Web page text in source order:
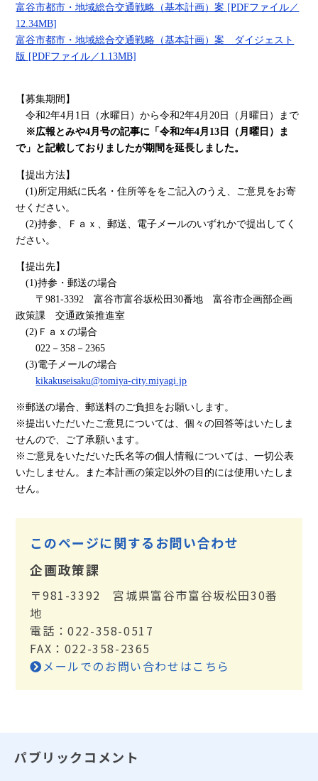
富谷市都市・地域総合交通戦略（基本計画）案 [PDFファイル／
12.34MB]
富谷市都市・地域総合交通戦略（基本計画）案 ダイジェスト
版 [PDFファイル／1.13MB]
【募集期間】
令和2年4月1日（水曜日）から令和2年4月20日（月曜日）まで
※広報とみや4月号の記事に「令和2年4月13日（月曜日）ま
で」と記載しておりましたが期間を延長しました。
【提出方法】
(1)所定用紙に氏名・住所等ををご記入のうえ、ご意見をお寄
せください。
(2)持参、Ｆａｘ、郵送、電子メールのいずれかで提出してく
ださい。
【提出先】
(1)持参・郵送の場合
〒981-3392 富谷市富谷坂松田30番地 富谷市企画部企画
政策課 交通政策推進室
(2)Ｆａｘの場合
022－358－2365
(3)電子メールの場合
kikakuseisaku@tomiya-city.miyagi.jp
※郵送の場合、郵送料のご負担をお願いします。
※提出いただいたご意見については、個々の回答等はいたしま
せんので、ご了承願います。
※ご意見をいただいた氏名等の個人情報については、一切公表
いたしません。また本計画の策定以外の目的には使用いたしま
せん。
このページに関するお問い合わせ
企画政策課
〒981-3392 宮城県富谷市富谷坂松田30番
地
電話：022-358-0517
FAX：022-358-2365
メールでのお問い合わせはこちら
パブリックコメント